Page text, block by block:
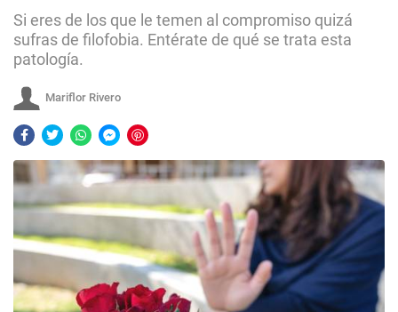
Si eres de los que le temen al compromiso quizá
sufras de filofobia. Entérate de qué se trata esta
patología.
Mariflor Rivero